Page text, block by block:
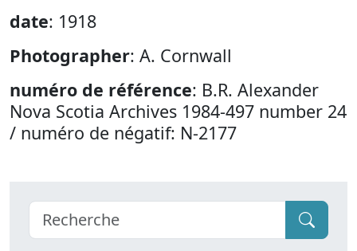
date: 1918
Photographer: A. Cornwall
numéro de référence: B.R. Alexander
Nova Scotia Archives 1984-497 number 24
/ numéro de négatif: N-2177